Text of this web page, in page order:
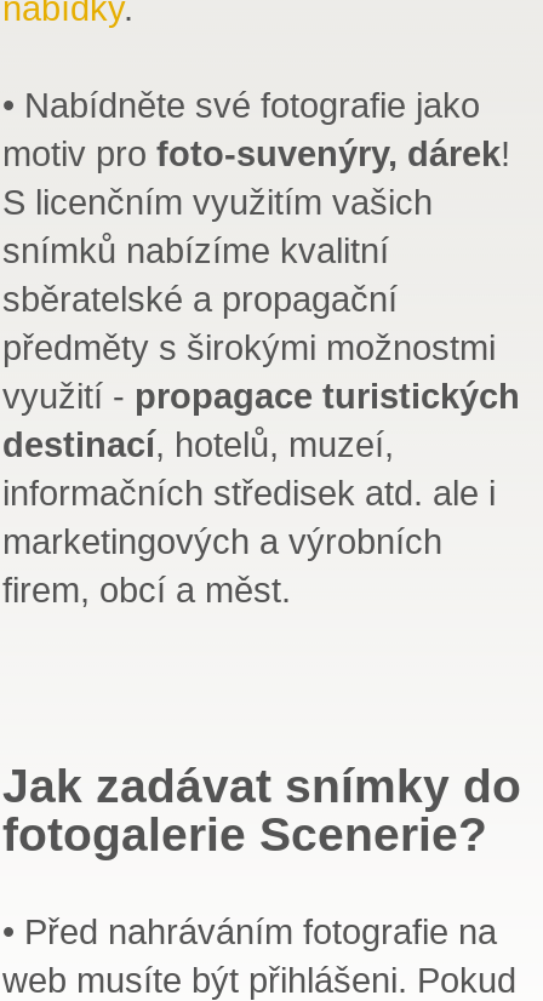
• Nabídněte své fotografie jako
motiv pro foto-suvenýry, dárek!
S licenčním využitím vašich
snímků nabízíme kvalitní
sběratelské a propagační
předměty s širokými možnostmi
využití - propagace turistických
destinací, hotelů, muzeí,
informačních středisek atd. ale i
marketingových a výrobních
firem, obcí a měst.
Jak zadávat snímky do
fotogalerie Scenerie?
• Před nahráváním fotografie na
web musíte být přihlášeni. Pokud